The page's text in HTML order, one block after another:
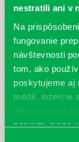
nestratili ani v
Na
fungovanie
návštevnosti
tom, ako
poskytujeme aj
médií, inzercie
informácie
poskytli, alebo